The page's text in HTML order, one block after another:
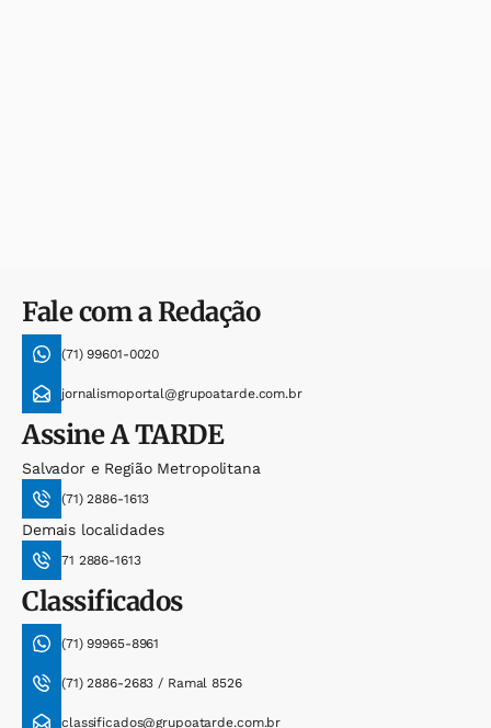
Fale com a Redação
(71) 99601-0020
jornalismoportal@grupoatarde.com.br
AssineA TARDE
Salvador e Região Metropolitana
(71) 2886-1613
Demais localidades
71 2886-1613
Classificados
(71) 99965-8961
(71) 2886-2683 / Ramal 8526
classificados@grupoatarde.com.br